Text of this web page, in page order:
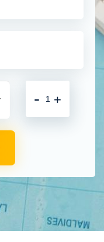
+
-